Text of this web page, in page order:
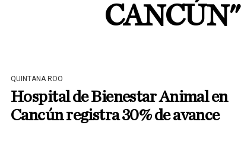
CANCÚN"
QUINTANA ROO
Hospital de Bienestar Animal en
Cancún registra 30% de avance